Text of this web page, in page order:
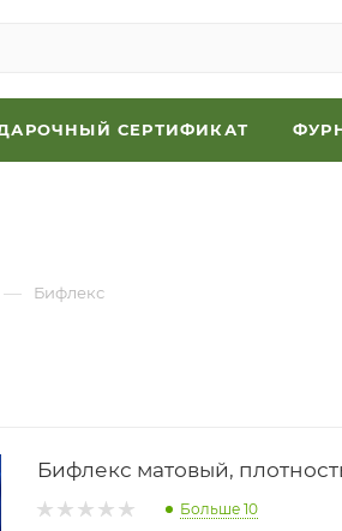
СЕРТИФИКАТ
— Бифлекс
Бифлекс матовый,
Больше 10